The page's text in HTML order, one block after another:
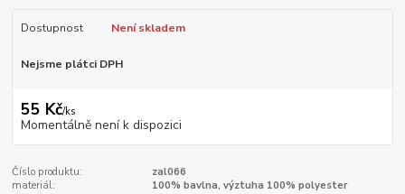
Dostupnost Není skladem
Nejsme plátci DPH
55 Kč/ks
Momentálně není k dispozici
Číslo produktu:
zal066
materiál:
100% bavlna, výztuha 100% polyester